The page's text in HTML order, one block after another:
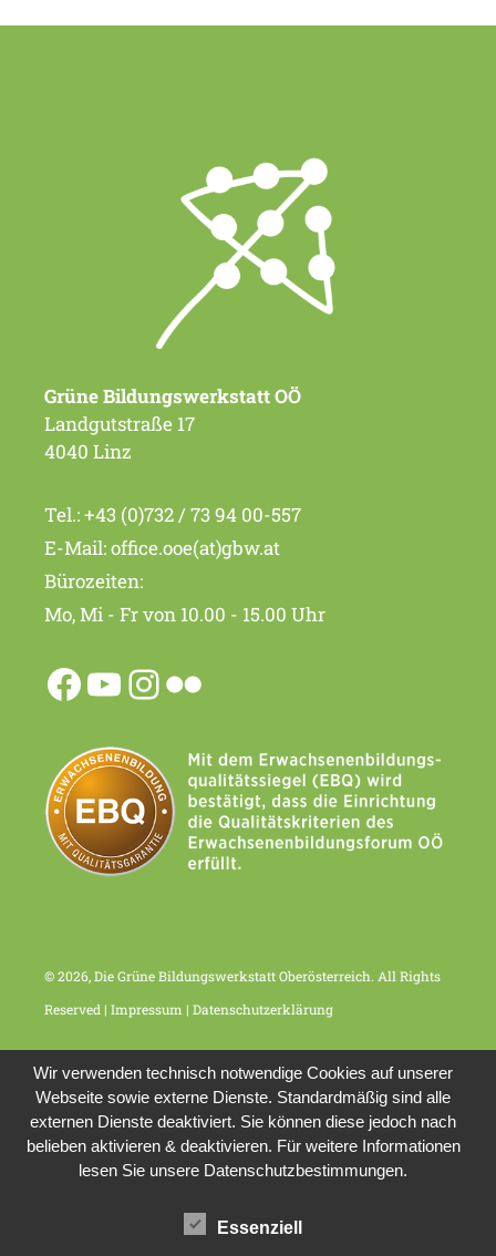
Grüne Bildungswerkstatt OÖ
Landgutstraße 17
4040 Linz
Tel.:+43 (0)732 / 73 94 00-557
E-Mail:office.ooe(at)gbw.at
Bürozeiten:
Mo, Mi - Fr von 10.00 - 15.00 Uhr
© 2026, Die Grüne Bildungswerkstatt Oberösterreich. All Rights
Reserved |Impressum |Datenschutzerklärung
Wir verwenden technisch notwendige Cookies auf unserer
Webseite sowie externe Dienste. Standardmäßig sind alle
externen Dienste deaktiviert. Sie können diese jedoch nach
belieben aktivieren & deaktivieren. Für weitere Informationen
lesen Sie unsere Datenschutzbestimmungen.
Essenziell